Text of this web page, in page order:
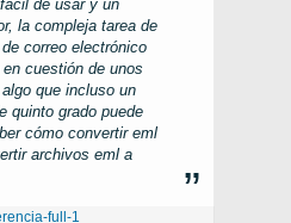
de usar y un
la compleja tarea de
correo electrónico
cuestión de unos
que incluso un
quinto grado puede
cómo convertir eml
archivos eml a